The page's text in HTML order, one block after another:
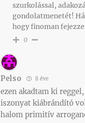
szurkolással,
gondolatmenetét!
hogy finoman
0
Pelso 8 éve
ezen akadtam ki
iszonyat kiábrándító
halom primitív